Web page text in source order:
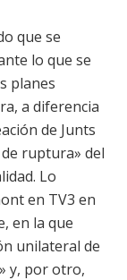
que se
lo que se
planes
a diferencia
de Junts
ruptura» del
Lo
en TV3 en
en la que
unilateral de
y, por otro,